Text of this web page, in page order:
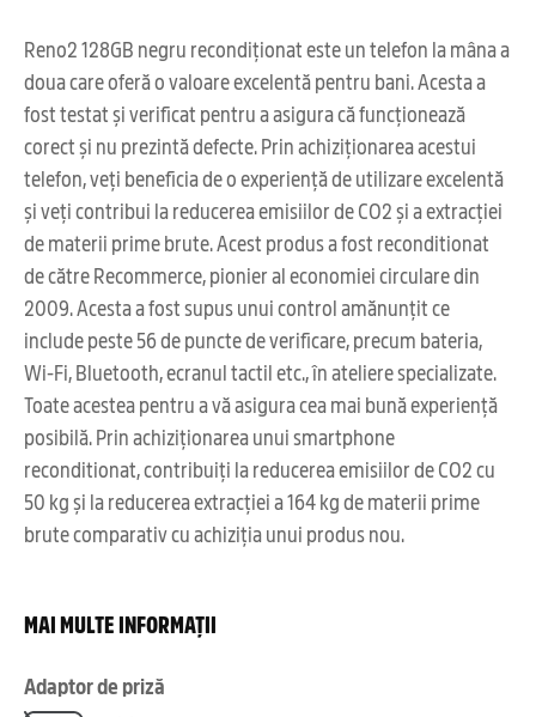
Reno2 128GB negru recondiționat este un telefon la mâna a
doua care oferă o valoare excelentă pentru bani. Acesta a
fost testat și verificat pentru a asigura că funcționează
corect și nu prezintă defecte. Prin achiziționarea acestui
telefon, veți beneficia de o experiență de utilizare excelentă
și veți contribui la reducerea emisiilor de CO2 și a extracției
de materii prime brute. Acest produs a fost reconditionat
de către Recommerce, pionier al economiei circulare din
2009. Acesta a fost supus unui control amănunțit ce
include peste 56 de puncte de verificare, precum bateria,
Wi-Fi, Bluetooth, ecranul tactil etc., în ateliere specializate.
Toate acestea pentru a vă asigura cea mai bună experiență
posibilă. Prin achiziționarea unui smartphone
reconditionat, contribuiți la reducerea emisiilor de CO2 cu
50 kg și la reducerea extracției a 164 kg de materii prime
brute comparativ cu achiziția unui produs nou.
MAI MULTE INFORMAȚII
Adaptor de priză